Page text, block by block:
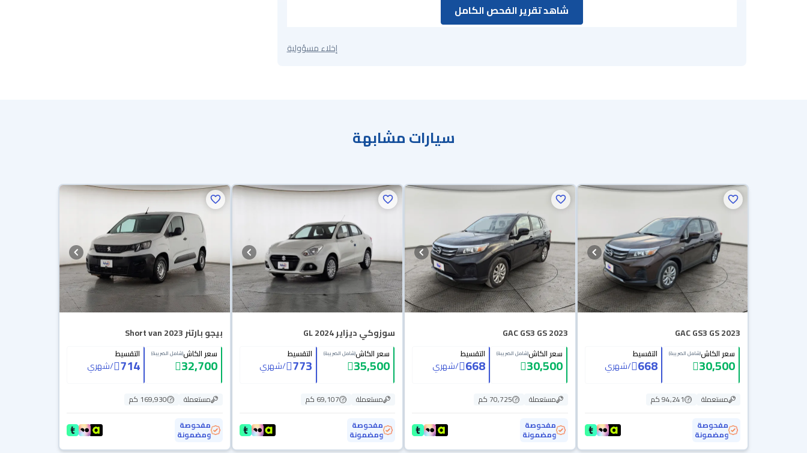
شاهد تقرير الفحص الكامل
إخلاء مسؤولية
سيارات مشابهة
GAC GS3 GS 2023
سعر الكاش(شامل الضريبة)
30,500
التقسيط
668
/شهري
مستعملة
94,241 كم
مفحوصة
ومضمونة
GAC GS3 GS 2023
سعر الكاش(شامل الضريبة)
30,500
التقسيط
668
/شهري
مستعملة
70,725 كم
مفحوصة
ومضمونة
سوزوكي ديزاير GL 2024
سعر الكاش(شامل الضريبة)
35,500
التقسيط
773
/شهري
مستعملة
69,107 كم
مفحوصة
ومضمونة
بيجو بارتنر Short van 2023
سعر الكاش(شامل الضريبة)
32,700
التقسيط
714
/شهري
مستعملة
169,930 كم
مفحوصة
ومضمونة